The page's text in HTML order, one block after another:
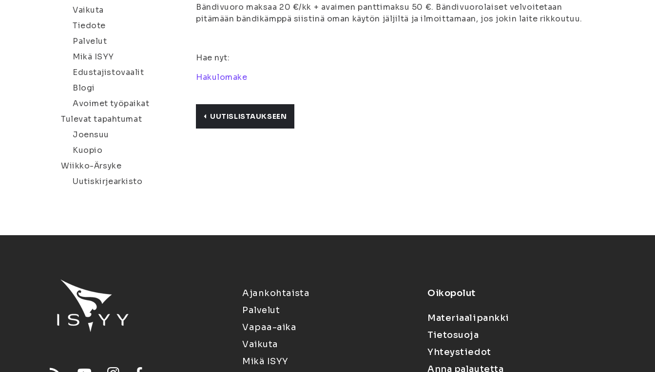
Vaikuta
Tiedote
Palvelut
Mikä ISYY
Edustajistovaalit
Blogi
Avoimet työpaikat
Tulevat tapahtumat
Joensuu
Kuopio
Wiikko-Ärsyke
Uutiskirjearkisto
Bändivuoro maksaa 20 €/kk + avaimen panttimaksu 50 €. Bändivuorolaiset velvoitetaan
pitämään bändikämppä siistinä oman käytön jäljiltä ja ilmoittamaan, jos jokin laite rikkoutuu.
Hae nyt:
Hakulomake
UUTISLISTAUKSEEN
Ajankohtaista
Palvelut
Vapaa-aika
Vaikuta
Mikä ISYY
Oikopolut
Materiaalipankki
Tietosuoja
Yhteystiedot
Anna palautetta